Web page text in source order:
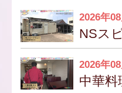
2026年
NSス
2026年
中華料